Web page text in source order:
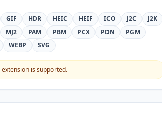
GIF HDR HEIC HEIF ICO J2C
J2K
MJ2 PAM PBM PCX PDN
PGM
WEBP SVG
is supported.